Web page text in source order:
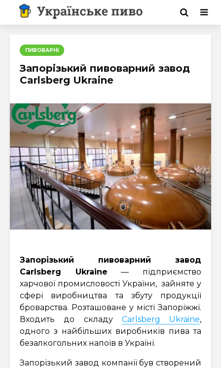
ПИВОВАРНІ
Запорізький пивоварний завод
Carlsberg Ukraine
Запорізький пивоварний завод
Carlsberg Ukraine — підприємство
харчової промисловості України, зайняте у
сфері виробництва та збуту продукції
броварства. Розташоване у місті Запоріжжі.
Входить до складу Carlsberg Ukraine,
одного з найбільших виробників пива та
безалкогольних напоїв в Україні.
Запорізький завод компанії був створений